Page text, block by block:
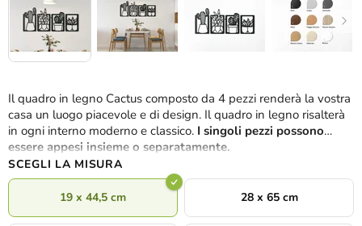
Il quadro in legno Cactus composto da 4 pezzi renderà la vostra
casa un luogo piacevole e di design. Il quadro in legno risalterà
in ogni interno moderno e classico. I singoli pezzi possono
essere appesi insieme o separatamente.
SCEGLI LA MISURA
19 x 44,5 cm 28 x 65 cm